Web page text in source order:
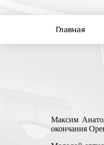
Главная
Максим
окончания